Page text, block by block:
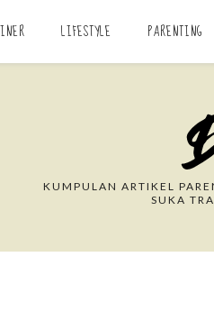
LIFESTYLE PARENTING
KUMPULAN ARTIKEL
SUKA